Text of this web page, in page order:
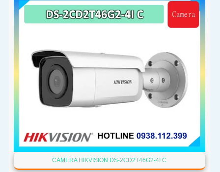
đến 120km/h cảm biến 1/1
CAMERA HIKVISION DS-2CD2T46G2-4I C